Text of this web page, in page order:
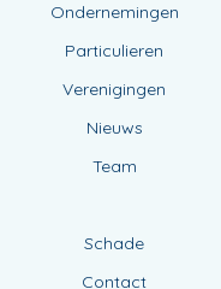
Ondernemingen
Particulieren
Verenigingen
Nieuws
Team
Schade
Contact